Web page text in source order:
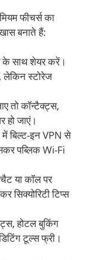
फीचर्स का
बनाते हैं:
के साथ शेयर करें।
लेकिन स्टोरेज
तो कॉन्टैक्ट्स,
जाएं।
बिल्ट-इन VPN से
पब्लिक Wi-Fi
या कॉल पर
सिक्योरिटी टिप्स
होटल बुकिंग
टूल्स फ्री।